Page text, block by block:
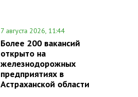
7 августа 2026, 11:44
Более 200 вакансий
открыто на
железнодорожных
предприятиях в
Астраханской области